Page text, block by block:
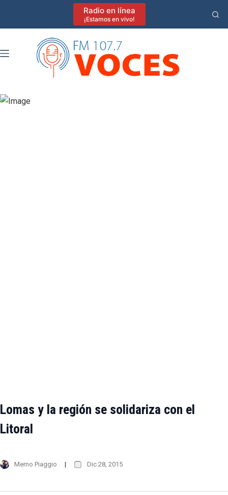
Radio en línea
¡Estamos en vivo!
Lomas y la región se solidariza con el
Litoral
Memo Piaggio Dic 28, 2015